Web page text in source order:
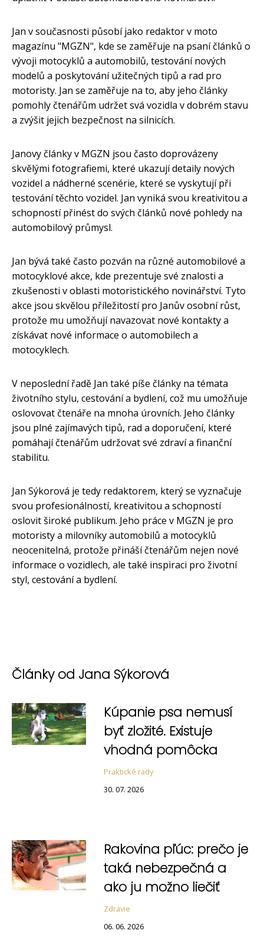
Jan v současnosti působí jako redaktor v moto
magazínu "MGZN", kde se zaměřuje na psaní článků o
vývoji motocyklů a automobilů, testování nových
modelů a poskytování užitečných tipů a rad pro
motoristy. Jan se zaměřuje na to, aby jeho články
pomohly čtenářům udržet svá vozidla v dobrém stavu
a zvýšit jejich bezpečnost na silnicích.
Janovy články v MGZN jsou často doprovázeny
skvělými fotografiemi, které ukazují detaily nových
vozidel a nádherné scenérie, které se vyskytují při
testování těchto vozidel. Jan vyniká svou kreativitou a
schopností přinést do svých článků nové pohledy na
automobilový průmysl.
Jan bývá také často pozván na různé automobilové a
motocyklové akce, kde prezentuje své znalosti a
zkušenosti v oblasti motoristického novinářství. Tyto
akce jsou skvělou příležitostí pro Janův osobní růst,
protože mu umožňují navazovat nové kontakty a
získávat nové informace o automobilech a
motocyklech.
V neposlední řadě Jan také píše články na témata
životního stylu, cestování a bydlení, což mu umožňuje
oslovovat čtenáře na mnoha úrovních. Jeho články
jsou plné zajímavých tipů, rad a doporučení, které
pomáhají čtenářům udržovat své zdraví a finanční
stabilitu.
Jan Sýkorová je tedy redaktorem, který se vyznačuje
svou profesionálností, kreativitou a schopností
oslovit široké publikum. Jeho práce v MGZN je pro
motoristy a milovníky automobilů a motocyklů
neocenitelná, protože přináší čtenářům nejen nové
informace o vozidlech, ale také inspiraci pro životní
styl, cestování a bydlení.
Články od Jana Sýkorová
Kúpanie psa nemusí
byť zložité. Existuje
vhodná pomôcka
Praktické rady
30. 07. 2026
Rakovina pľúc: prečo je
taká nebezpečná a
ako ju možno liečiť
Zdravie
06. 06. 2026